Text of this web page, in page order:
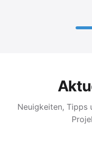
Neuigkeiten, Tipps